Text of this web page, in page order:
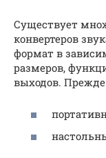
Существует
конвертеров
формат в
размеров,
выходов.